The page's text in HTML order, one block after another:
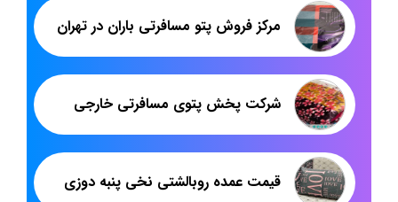
مرکز فروش پتو مسافرتی باران در تهران
شرکت پخش پتوی مسافرتی خارجی
قیمت عمده روبالشتی نخی پنبه دوزی